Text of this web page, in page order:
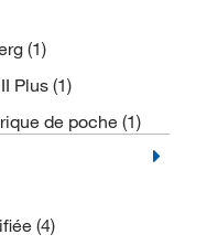
(1)
Plus(1)
de poche(1)
(4)